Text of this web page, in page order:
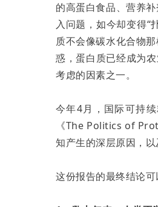
的高蛋白食品、营养
入问题，如今却变得“
质不会像碳水化合物
惑，蛋白质已经成为
考虑的因素之一。
今年4月，国际可持
《The Politics of
知产生的深层原因，以
这份报告的最终结论